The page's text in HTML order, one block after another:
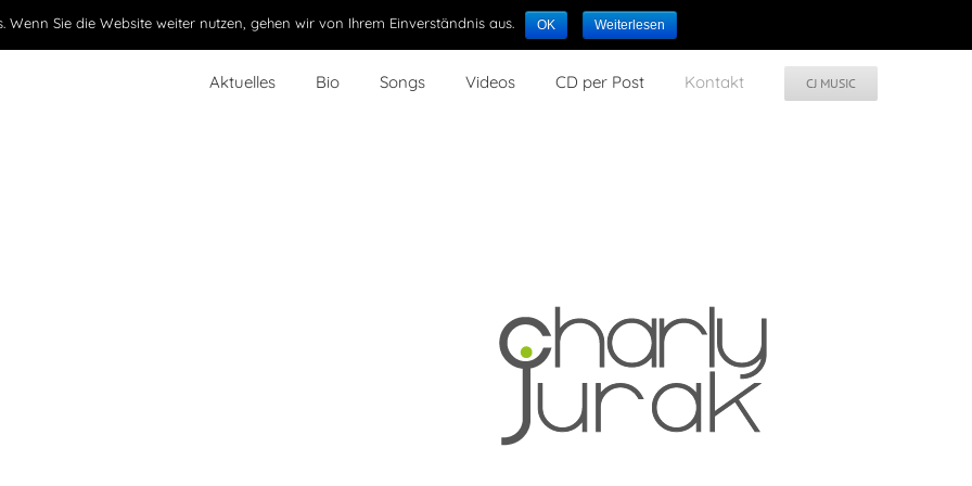
Aktuelles Bio Songs Videos CD per Post Kontakt CJ MUSIC
Wenn Sie die Website weiter nutzen, gehen wir von Ihrem Einverständnis aus. OK Weiterlesen